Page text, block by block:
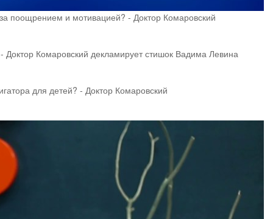
поощрением и мотивацией? - Доктор Комаровский
Комаровский декламирует стишок Вадима Левина
для детей? - Доктор Комаровский